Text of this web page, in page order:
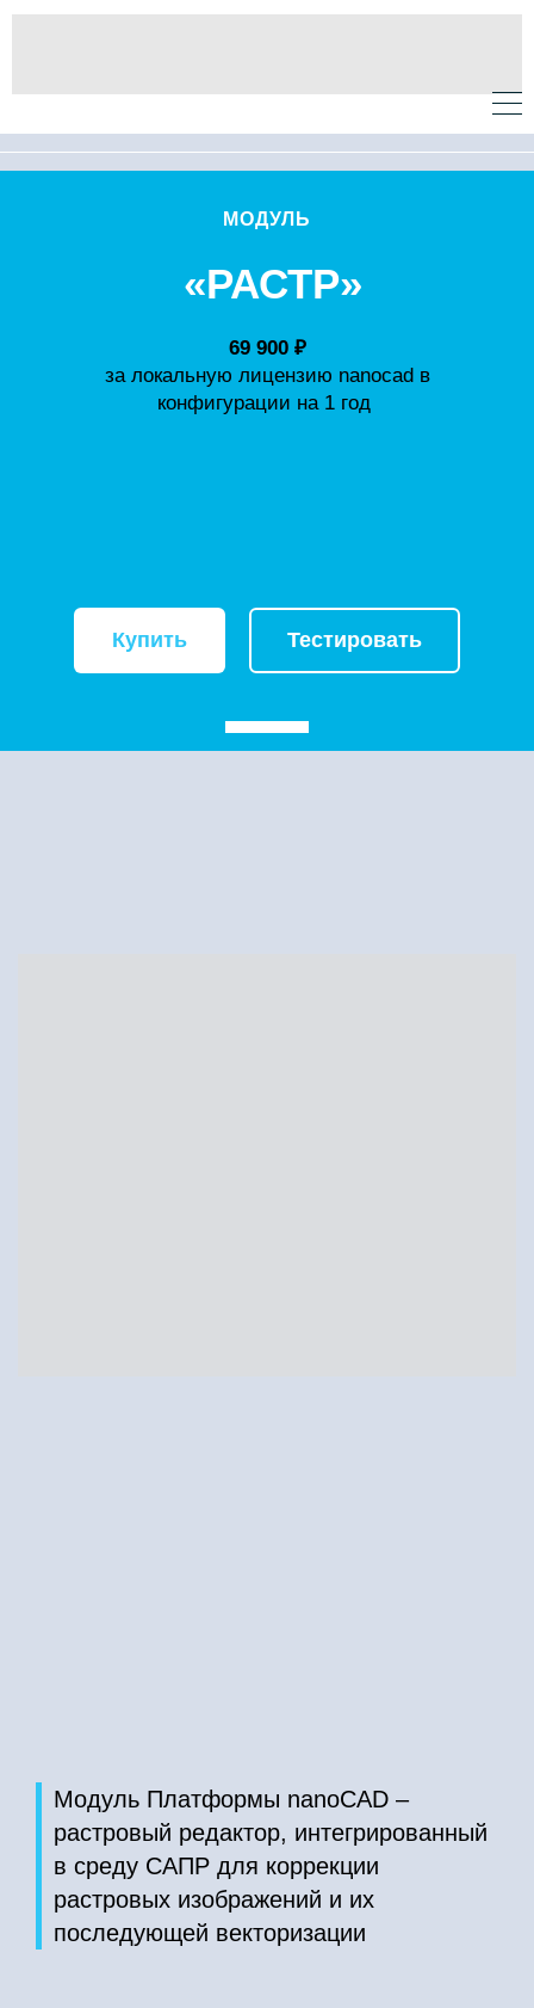
МОДУЛЬ
«РАСТР»
69 900 ₽
за локальную лицензию nanocad в
конфигурации на 1 год
Купить Тестировать
Модуль Платформы nanoCAD –
растровый редактор, интегрированный
в среду САПР для коррекции
растровых изображений и их
последующей векторизации